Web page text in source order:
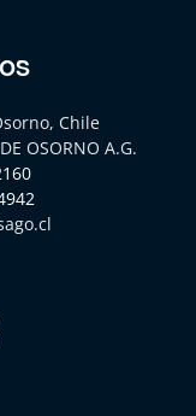
Chile
OSORNO A.G.